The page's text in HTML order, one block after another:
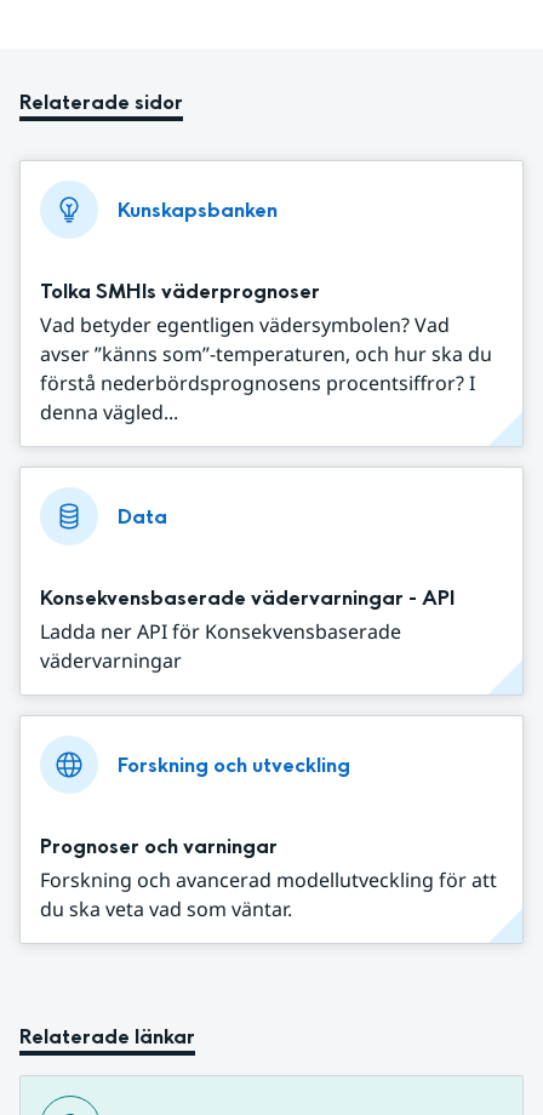
Relaterade sidor
Kunskapsbanken
Tolka SMHIs väderprognoser
Vad betyder egentligen vädersymbolen? Vad
avser ”känns som”-temperaturen, och hur ska du
förstå nederbördsprognosens procentsiffror? I
denna vägled...
Data
Konsekvensbaserade vädervarningar - API
Ladda ner API för Konsekvensbaserade
vädervarningar
Forskning och utveckling
Prognoser och varningar
Forskning och avancerad modellutveckling för att
du ska veta vad som väntar.
Relaterade länkar